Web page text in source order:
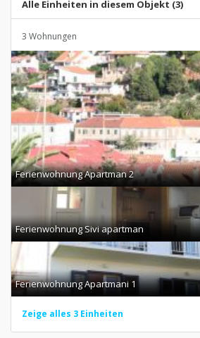
Alle Einheiten in diesem Objekt (3)
3 Wohnungen
Ferienwohnung Apartman 2
Ferienwohnung Sivi apartman
Ferienwohnung Apartmani 1
Zeige alles 3 Einheiten